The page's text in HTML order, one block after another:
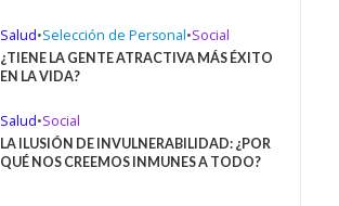
Salud•Selección de Personal•Social
¿TIENE LA GENTE ATRACTIVA MÁS ÉXITO
EN LA VIDA?
Salud•Social
LA ILUSIÓN DE INVULNERABILIDAD: ¿POR
QUÉ NOS CREEMOS INMUNES A TODO?